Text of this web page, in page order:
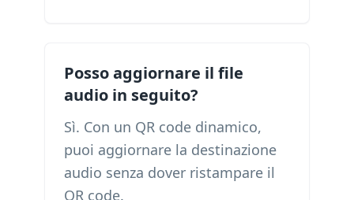
Posso aggiornare il file
audio in seguito?
Sì. Con un QR code dinamico,
puoi aggiornare la destinazione
audio senza dover ristampare il
QR code.